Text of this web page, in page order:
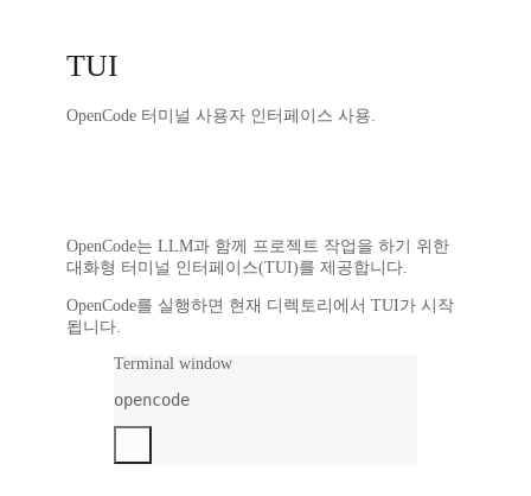
TUI
OpenCode 터미널 사용자 인터페이스 사용.
OpenCode는 LLM과 함께 프로젝트 작업을 하기 위한
대화형 터미널 인터페이스(TUI)를 제공합니다.
OpenCode를 실행하면 현재 디렉토리에서 TUI가 시작
됩니다.
Terminal window
opencode